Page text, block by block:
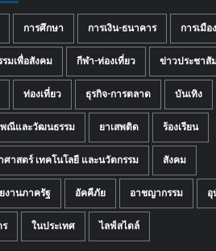
การศึกษา การเงิน-ธนาคาร การเมือง
รมเพื่อสังคม กีฬา-ท่องเที่ยว ข่าวประชาสั
ท่องเที่ยว ธุรกิจ-การตลาด บันเทิง
พณีและวัฒนธรรม ยาเสพติด ร้องเรียน
ศาสตร์ เทคโนโลยี และนวัตกรรม สังคม
งานภาครัฐ อัคคีภัย อาชญากรรม อุ
ร ในประเทศ ไลฟ์สไตล์